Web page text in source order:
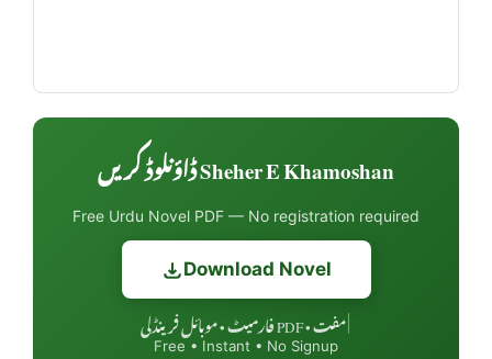
Sheher E Khamoshan ڈاؤنلوڈ کریں
Free Urdu Novel PDF — No registration required
Download Novel
مفت • PDF فارمیٹ • موبائل فرینڈلی
Free • Instant • No Signup